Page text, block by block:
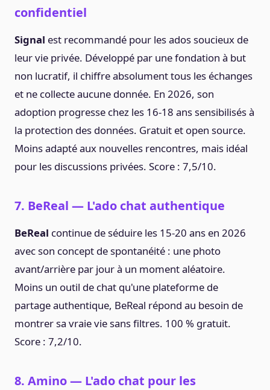
confidentiel
Signal est recommandé pour les ados soucieux de
leur vie privée. Développé par une fondation à but
non lucratif, il chiffre absolument tous les échanges
et ne collecte aucune donnée. En 2026, son
adoption progresse chez les 16-18 ans sensibilisés à
la protection des données. Gratuit et open source.
Moins adapté aux nouvelles rencontres, mais idéal
pour les discussions privées. Score : 7,5/10.
7. BeReal — L'ado chat authentique
BeReal continue de séduire les 15-20 ans en 2026
avec son concept de spontanéité : une photo
avant/arrière par jour à un moment aléatoire.
Moins un outil de chat qu'une plateforme de
partage authentique, BeReal répond au besoin de
montrer sa vraie vie sans filtres. 100 % gratuit.
Score : 7,2/10.
8. Amino — L'ado chat pour les